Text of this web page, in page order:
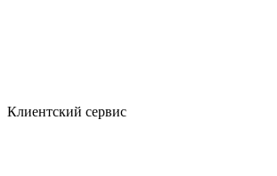
Клиентский сервис